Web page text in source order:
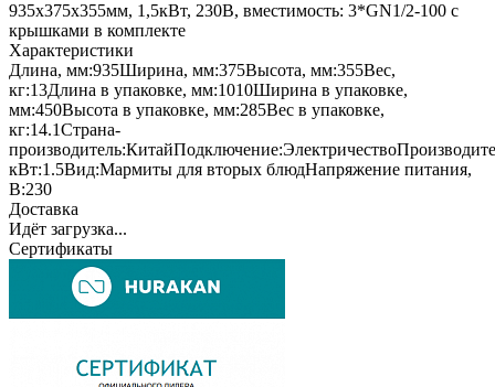
935x375x355мм, 1,5кВт, 230В, вместимость: 3*GN1/2-100 с
крышками в комплекте
Характеристики
Длина, мм:935Ширина, мм:375Высота, мм:355Вес,
кг:13Длина в упаковке, мм:1010Ширина в упаковке,
мм:450Высота в упаковке, мм:285Вес в упаковке,
кг:14.1Страна-
производитель:КитайПодключение:Электричество
кВт:1.5Вид:Мармиты для вторых блюдНапряжение питания,
В:230
Доставка
Идёт загрузка...
Сертификаты